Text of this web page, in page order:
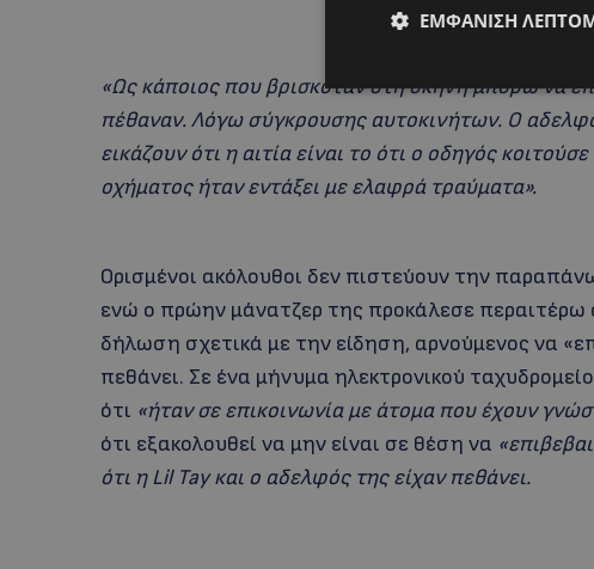
«Ως κάποιος που βρισκόταν στη σκηνή μπορώ να
πέθαναν. Λόγω σύγκρουσης αυτοκινήτων. Ο
εικάζουν ότι η αιτία είναι το ότι ο οδηγός
οχήματος ήταν εντάξει με ελαφρά τραύματα».
Ορισμένοι ακόλουθοι δεν πιστεύουν την
ενώ ο πρώην μάνατζερ της προκάλεσε περαιτέρω
δήλωση σχετικά με την είδηση, αρνούμενος να
πεθάνει. Σε ένα μήνυμα ηλεκτρονικού
ότι «ήταν σε επικοινωνία με άτομα που έχουν
ότι εξακολουθεί να μην είναι σε θέση να
ότι η Lil Tay και ο αδελφός της είχαν πεθάνει.
ΕΜΦΆΝΙΣΗ